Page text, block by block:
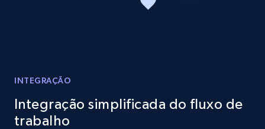
Etsy - Collects data from shop's URL
1.9K+
INTEGRAÇÃO
Integração simplificada do fluxo de
trabalho